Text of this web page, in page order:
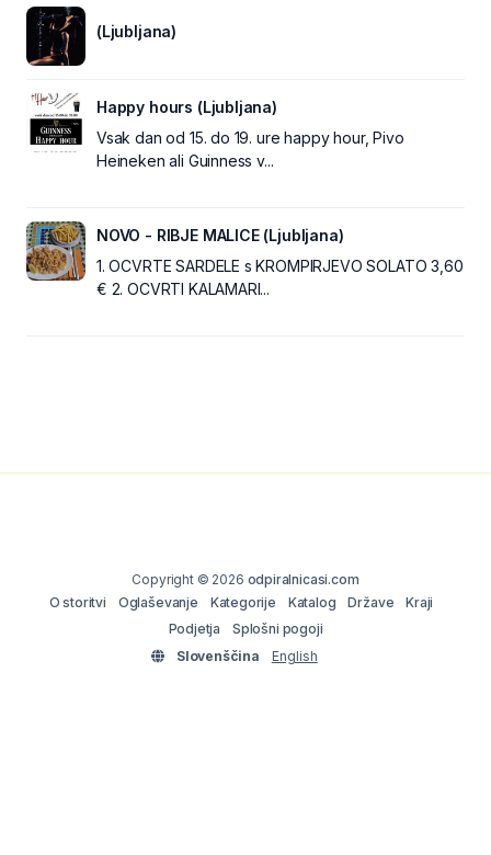
(Ljubljana)
Happy hours (Ljubljana)
Vsak dan od 15. do 19. ure happy hour, Pivo
Heineken ali Guinness v...
NOVO - RIBJE MALICE (Ljubljana)
1. OCVRTE SARDELE s KROMPIRJEVO SOLATO 3,60
€ 2. OCVRTI KALAMARI...
Copyright © 2026 odpiralnicasi.com
O storitvi
Oglaševanje Kategorije Katalog Države
Kraji
Podjetja
Splošni pogoji
Slovenščina
English